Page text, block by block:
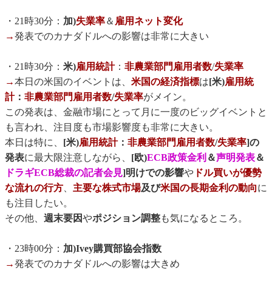
・21時30分： 加)失業率＆ 雇用ネット変化
→発表でのカナダドルへの影響は非常に大きい
・21時30分： 米)雇用統計： 非農業部門雇用者数/失業率
→本日の米国のイベントは、 米国の経済指標は[米)雇用統
計： 非農業部門雇用者数/失業率がメイン。
この発表は、金融市場にとって月に一度のビッグイベントと
も言われ、注目度も市場影響度も非常に大きい。
本日は特に、 [米)雇用統計： 非農業部門雇用者数/失業率]の
発表に最大限注意しながら、 [欧)ECB政策金利 ＆声明発表＆
ドラギECB総裁の記者会見]明けでの影響や ドル買いが優勢
な流れの行方、 主要な株式市場及び米国の長期金利の動向に
も注目したい。
その他、 週末要因やポジション調整も気になるところ。
・23時00分： 加)Ivey購買部協会指数
→発表でのカナダドルへの影響は大きめ